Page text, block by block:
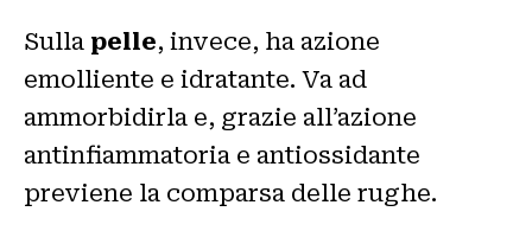
Sulla pelle, invece, ha azione
emolliente e idratante. Va ad
ammorbidirla e, grazie all’azione
antinfiammatoria e antiossidante
previene la comparsa delle rughe.